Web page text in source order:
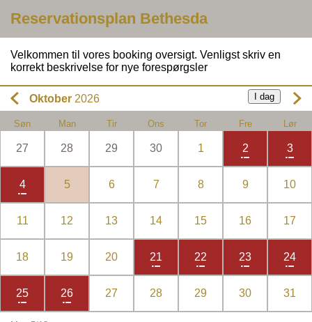
Reservationsplan Bethesda
Velkommen til vores booking oversigt. Venligst skriv en
korrekt beskrivelse for nye forespørgsler
Oktober 2026 I dag
Søn Man Tir Ons Tor Fre Lør
27 28 29 30 1 2 3
4 5 6 7 8 9 10
11 12 13 14 15 16 17
18 19 20 21 22 23 24
25 26 27 28 29 30 31